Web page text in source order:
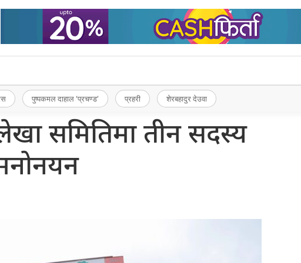
पुष्पकमल दाहाल ‘प्रचण्ड’ प्रहरी शेरबहादुर देउवा
समितिमा तीन सदस्य